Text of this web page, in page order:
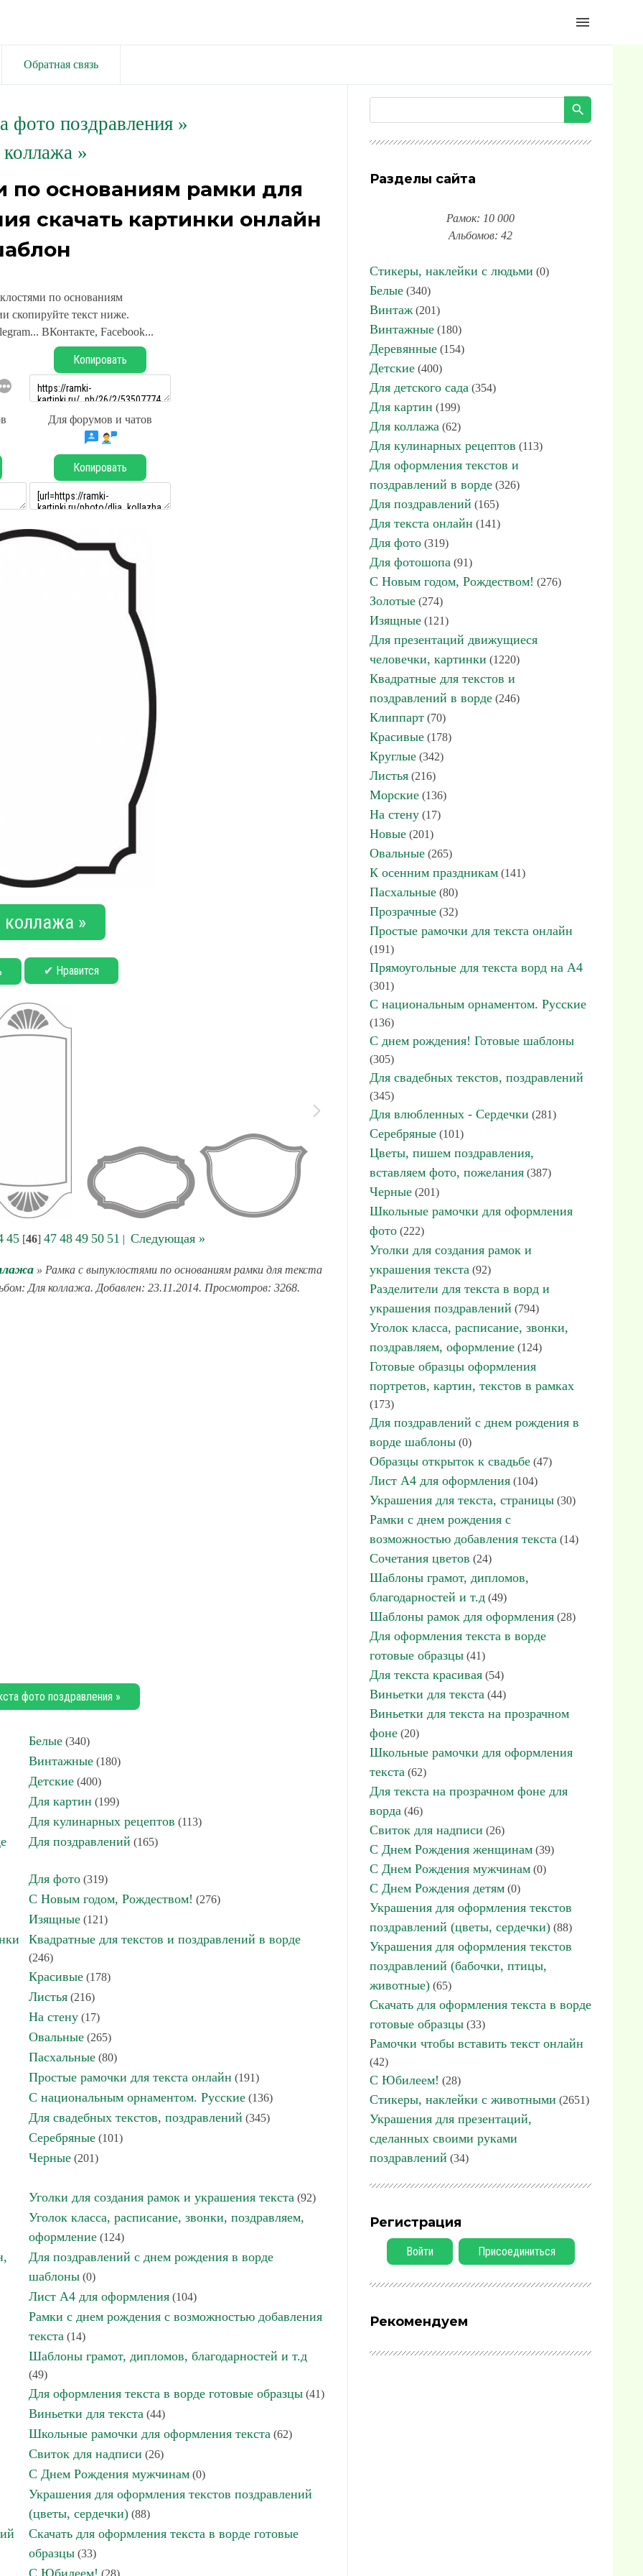
menu
Обратная связь
фото поздравления »
»
по основаниям рамки для
скачать картинки онлайн
по основаниям
скопируйте текст ниже.
ВКонтакте, Facebook...
Копировать
Для форумов и чатов
Копировать
»
✔ Нравится
45[46] 47 48 49 50 51 | Следующая »
» Рамка с выпуклостями по основаниям рамки для текста
Для коллажа. Добавлен: 23.11.2014. Просмотров: 3268.
фото поздравления »
Белые (340)
Винтажные (180)
Детские (400)
Для картин (199)
Для кулинарных рецептов (113)
Для поздравлений (165)
Для фото (319)
С Новым годом, Рождеством! (276)
Изящные (121)
Квадратные для текстов и поздравлений в ворде
(246)
Красивые (178)
Листья (216)
На стену (17)
Овальные (265)
Пасхальные (80)
Простые рамочки для текста онлайн (191)
С национальным орнаментом. Русские (136)
Для свадебных текстов, поздравлений (345)
Серебряные (101)
Черные (201)
Уголки для создания рамок и украшения текста (92)
Уголок класса, расписание, звонки, поздравляем,
оформление (124)
Для поздравлений с днем рождения в ворде
шаблоны (0)
Лист А4 для оформления (104)
Рамки с днем рождения с возможностью добавления
текста (14)
Шаблоны грамот, дипломов, благодарностей и т.д
(49)
Для оформления текста в ворде готовые образцы (41)
Виньетки для текста (44)
Школьные рамочки для оформления текста (62)
Свиток для надписи (26)
С Днем Рождения мужчинам (0)
Украшения для оформления текстов поздравлений
(цветы, сердечки) (88)
Скачать для оформления текста в ворде готовые
образцы (33)
С Юбилеем! (28)
Разделы сайта
Рамок: 10 000
Альбомов: 42
Стикеры, наклейки с людьми (0)
Белые (340)
Винтаж (201)
Винтажные (180)
Деревянные (154)
Детские (400)
Для детского сада (354)
Для картин (199)
Для коллажа (62)
Для кулинарных рецептов (113)
Для оформления текстов и
поздравлений в ворде (326)
Для поздравлений (165)
Для текста онлайн (141)
Для фото (319)
Для фотошопа (91)
С Новым годом, Рождеством! (276)
Золотые (274)
Изящные (121)
Для презентаций движущиеся
человечки, картинки (1220)
Квадратные для текстов и
поздравлений в ворде (246)
Клиппарт (70)
Красивые (178)
Круглые (342)
Листья (216)
Морские (136)
На стену (17)
Новые (201)
Овальные (265)
К осенним праздникам (141)
Пасхальные (80)
Прозрачные (32)
Простые рамочки для текста онлайн
(191)
Прямоугольные для текста ворд на А4
(301)
С национальным орнаментом. Русские
(136)
С днем рождения! Готовые шаблоны
(305)
Для свадебных текстов, поздравлений
(345)
Для влюбленных - Сердечки (281)
Серебряные (101)
Цветы, пишем поздравления,
вставляем фото, пожелания (387)
Черные (201)
Школьные рамочки для оформления
фото (222)
Уголки для создания рамок и
украшения текста (92)
Разделители для текста в ворд и
украшения поздравлений (794)
Уголок класса, расписание, звонки,
поздравляем, оформление (124)
Готовые образцы оформления
портретов, картин, текстов в рамках
(173)
Для поздравлений с днем рождения в
ворде шаблоны (0)
Образцы открыток к свадьбе (47)
Лист А4 для оформления (104)
Украшения для текста, страницы (30)
Рамки с днем рождения с
возможностью добавления текста (14)
Сочетания цветов (24)
Шаблоны грамот, дипломов,
благодарностей и т.д (49)
Шаблоны рамок для оформления (28)
Для оформления текста в ворде
готовые образцы (41)
Для текста красивая (54)
Виньетки для текста (44)
Виньетки для текста на прозрачном
фоне (20)
Школьные рамочки для оформления
текста (62)
Для текста на прозрачном фоне для
ворда (46)
Свиток для надписи (26)
С Днем Рождения женщинам (39)
С Днем Рождения мужчинам (0)
С Днем Рождения детям (0)
Украшения для оформления текстов
поздравлений (цветы, сердечки) (88)
Украшения для оформления текстов
поздравлений (бабочки, птицы,
животные) (65)
Скачать для оформления текста в ворде
готовые образцы (33)
Рамочки чтобы вставить текст онлайн
(42)
С Юбилеем! (28)
Стикеры, наклейки с животными (2651)
Украшения для презентаций,
сделанных своими руками
поздравлений (34)
Регистрация
Войти Присоединиться
Рекомендуем